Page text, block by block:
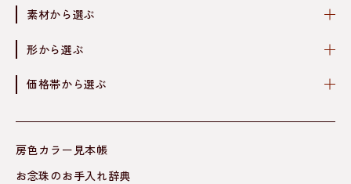
素材から選ぶ
形から選ぶ
価格帯から選ぶ
房色カラー見本帳
お念珠のお手入れ辞典